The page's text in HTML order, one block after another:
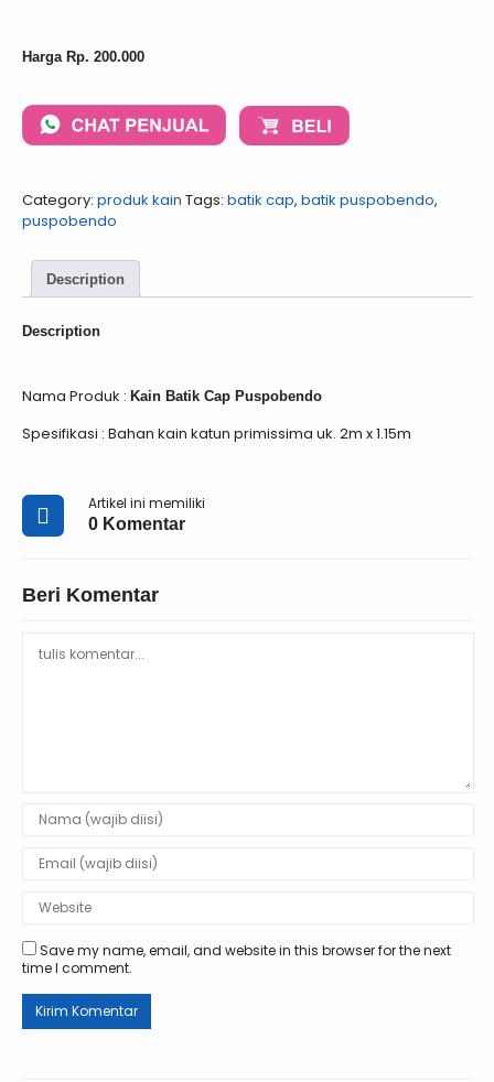
Harga Rp. 200.000
Category: produk kain Tags: batik cap, batik puspobendo,
puspobendo
Description
Description
Nama Produk : Kain Batik Cap Puspobendo
Spesifikasi : Bahan kain katun primissima uk. 2m x 1.15m
Artikel ini memiliki
0 Komentar
Beri Komentar
Save my name, email, and website in this browser for the next
time I comment.